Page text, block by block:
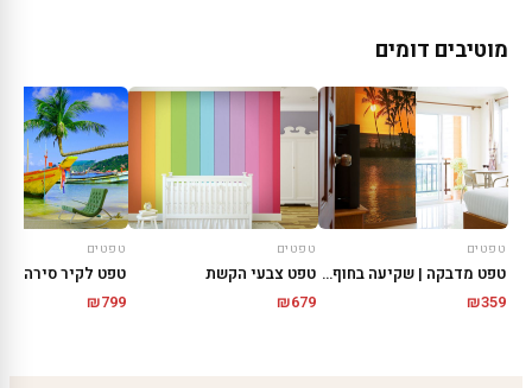
מוטיבים דומים
טפטים
טפט מדבקה | שקיעה בחוף הים
₪359
טפטים
טפט צבעי הקשת
₪679
טפטים
טפט לקיר סירה
₪799